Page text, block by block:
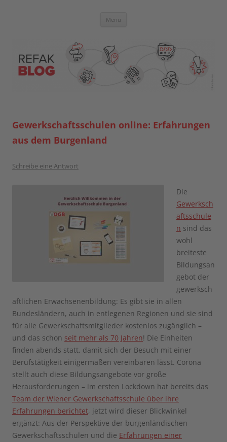
Blog der Referent:innen Akademie
Menü
Gewerkschaftsschulen online: Erfahrungen
aus dem Burgenland
Schreibe eine Antwort
Die
Gewerksch
aftsschule
n sind das
wohl
breiteste
Bildungsan
gebot der
gewerksch
aftlichen Erwachsenenbildung: Es gibt sie in allen
Bundesländern, auch in entlegenen Regionen und sie sind
für alle Gewerkschaftsmitglieder kostenlos zugänglich –
und das schon seit mehr als 70 Jahren! Die Einheiten
finden abends statt, damit sich der Besuch mit einer
Berufstätigkeit einigermaßen vereinbaren lässt. Corona
stellt auch diese Bildungsangebote vor große
Herausforderungen – im ersten Lockdown hat bereits das
Team der Wiener Gewerkschaftsschule über ihre
Erfahrungen berichtet, jetzt wird dieser Blickwinkel
ergänzt: Aus der Perspektive der burgenländischen
Gewerkschaftsschulen und die Erfahrungen einer